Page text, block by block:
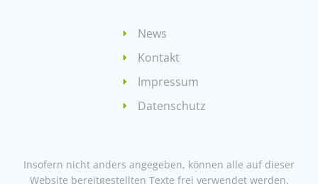
News
Kontakt
Impressum
Datenschutz
Insofern nicht anders angegeben, können alle auf dieser
Website bereitgestellten Texte frei verwendet werden.